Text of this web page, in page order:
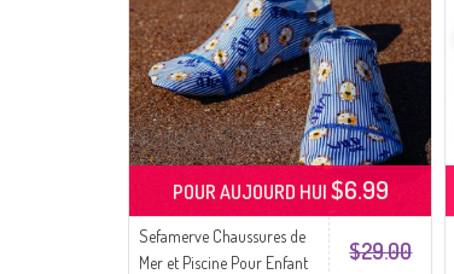
$29.00
Sefamerve Chaussures de
Mer et Piscine Pour Enfant
POUR AUJOURD HUI $6.99